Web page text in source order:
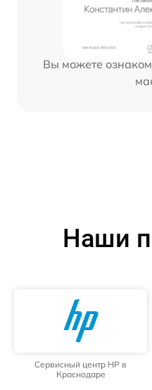
Вы можете
Наши
Сервисный центр HP в
Краснодаре